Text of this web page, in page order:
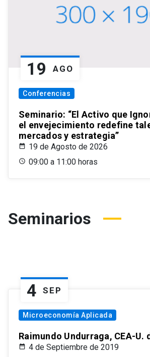
19 AGO
Conferencias
Seminario: “El Activo que
el envejecimiento redefine
mercados y estrategia”
19 de Agosto de 2026
09:00 a 11:00 horas
Seminarios
4 SEP
Microeconomía Aplicada
Raimundo Undurraga, CEA-U.
4 de Septiembre de 2019